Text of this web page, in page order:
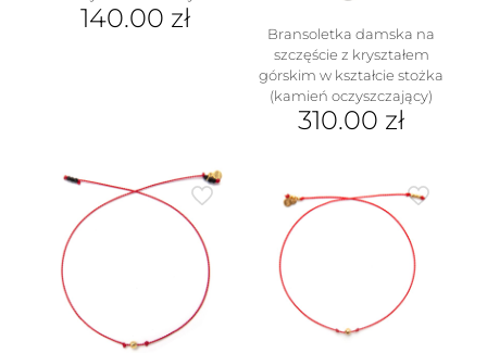
140.00 zł
Bransoletka damska na
szczęście z kryształem
górskim w kształcie stożka
(kamień oczyszczający)
310.00 zł
wiele
wariantów.
stronie